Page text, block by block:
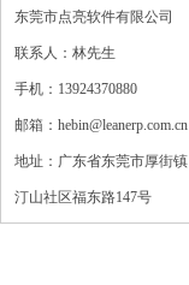
东莞市点亮软件有限公司
联系人：林先生
手机：13924370880
邮箱：hebin@leanerp.com.cn
地址：广东省东莞市厚街镇
汀山社区福东路147号